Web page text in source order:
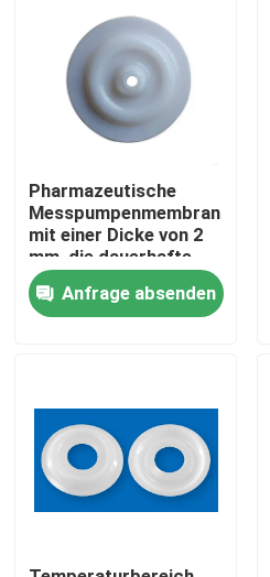
Zu Hause
Produkte
Über uns
Pharmazeutische
Messpumpenmembran
mit einer Dicke von 2
mm, die dauerhafte
und präzise Lösungen
für chemische
Messungen bietet
Anfrage absenden